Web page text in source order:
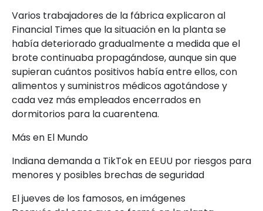
Varios trabajadores de la fábrica explicaron al
Financial Times que la situación en la planta se
había deteriorado gradualmente a medida que el
brote continuaba propagándose, aunque sin que
supieran cuántos positivos había entre ellos, con
alimentos y suministros médicos agotándose y
cada vez más empleados encerrados en
dormitorios para la cuarentena.
Más en El Mundo
Indiana demanda a TikTok en EEUU por riesgos para
menores y posibles brechas de seguridad
El jueves de los famosos, en imágenes